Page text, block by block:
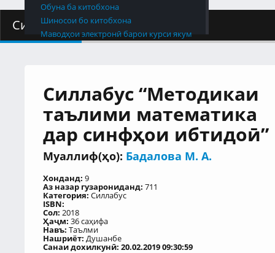
Обуна ба китобхона
Шиносои бо китобхона
Маводҳои электронӣ барои курси якум
Силлабус
Силлабус “Методикаи
таълими математика
дар синфҳои ибтидоӣ”
Муаллиф(ҳо): Бадалова М. А.
Хонданд: 9
Аз назар гузарониданд: 711
Категория: Силлабус
ISBN:
Сол: 2018
Ҳаҷм: 36 саҳифа
Навъ: Таълми
Нашриёт: Душанбе
Санаи дохилкунӣ: 20.02.2019 09:30:59